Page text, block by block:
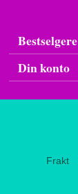
Bestselgere
Din konto
Frakt